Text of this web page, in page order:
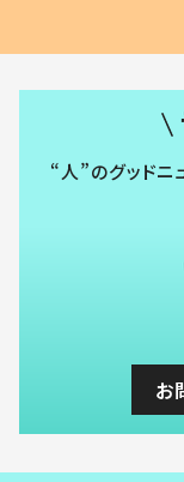
“人”のグッドニ
お